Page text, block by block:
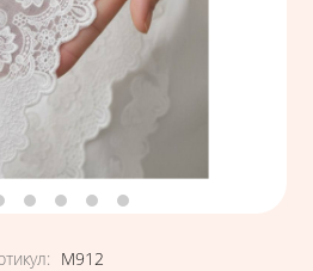
: М912